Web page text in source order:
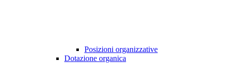
Posizioni organizzative
Dotazione organica